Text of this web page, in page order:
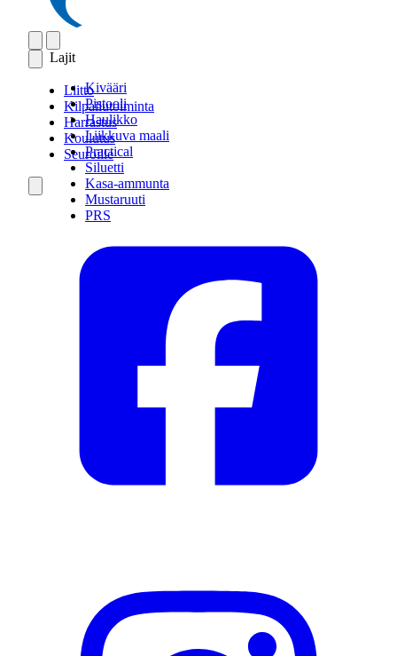
Lajit
Kivääri
Pistooli
Haulikko
Liikkuva maali
Practical
Siluetti
Kasa-ammunta
Mustaruuti
PRS
Liitto
Kilpailutoiminta
Harrastus
Koulutus
Seuroille